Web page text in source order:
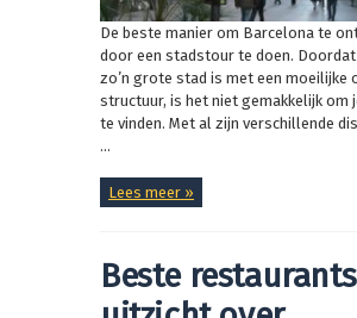
De beste manier om Barcelona te
door een stadstour te doen.
zo’n grote stad is met een moeilijke
structuur, is het niet gemakkelijk om
te vinden. Met al zijn verschillende
...
Lees meer »
Beste